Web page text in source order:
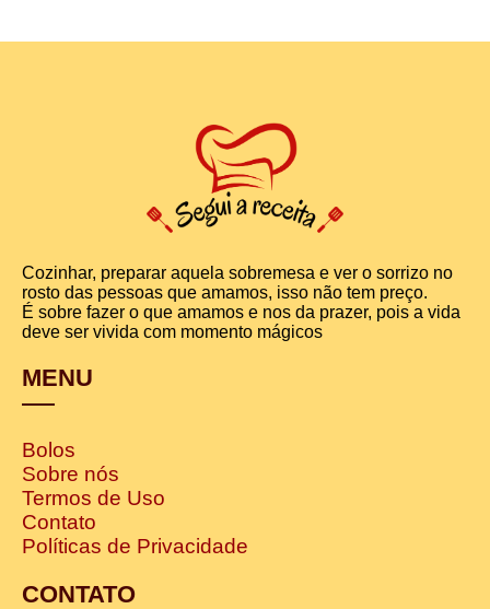
Cozinhar, preparar aquela sobremesa e ver o sorrizo no
rosto das pessoas que amamos, isso não tem preço.
É sobre fazer o que amamos e nos da prazer, pois a vida
deve ser vivida com momento mágicos
MENU
Bolos
Sobre nós
Termos de Uso
Contato
Políticas de Privacidade
CONTATO